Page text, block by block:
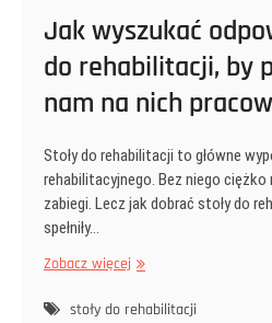
Jak wyszukać
do rehabilitacji, by
nam na nich
Stoły do rehabilitacji to główne
rehabilitacyjnego. Bez niego ciężko
zabiegi. Lecz jak dobrać stoły do
spełniły…
Zobacz więcej Jak
odpowiednie
stoły do rehabilitacji